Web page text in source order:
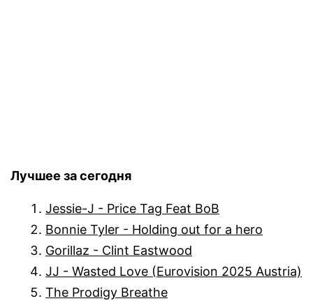
Лучшее за сегодня
Jessie-J - Price Tag Feat BoB
Bonnie Tyler - Holding out for a hero
Gorillaz - Clint Eastwood
JJ - Wasted Love (Eurovision 2025 Austria)
The Prodigy Breathe